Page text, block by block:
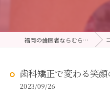
福岡の歯医者ならむらつ歯科クリニック コ
歯科矯正で変わる笑
2023/09/26